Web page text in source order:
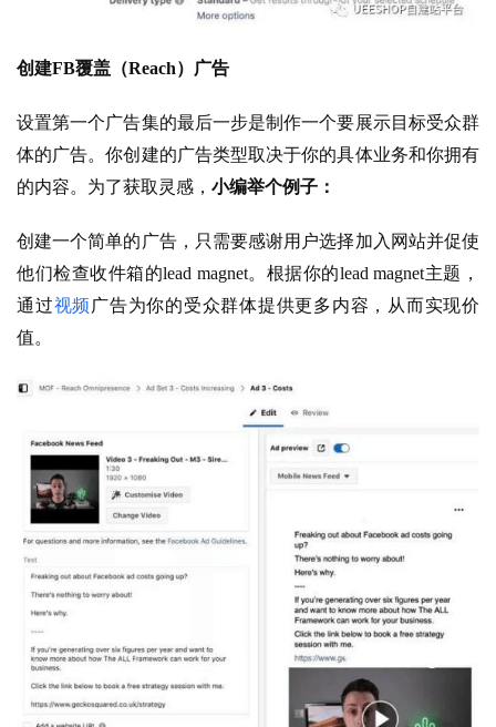
首
页
推
广
创建FB覆盖（Reach）广告
设置第一个广告集的最后一步是制作一个要展示目标受众群
体的广告。你创建的广告类型取决于你的具体业务和你拥有
的内容。为了获取灵感， 小编举个例子：
创建一个简单的广告，只需要感谢用户选择加入网站并促使
他们检查收件箱的lead magnet。根据你的lead magnet主题，
通过视频 广告为你的受众群体提供更多内容，从而实现价
值。